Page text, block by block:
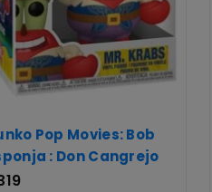
Pop Movies: Bob
: Don Cangrejo